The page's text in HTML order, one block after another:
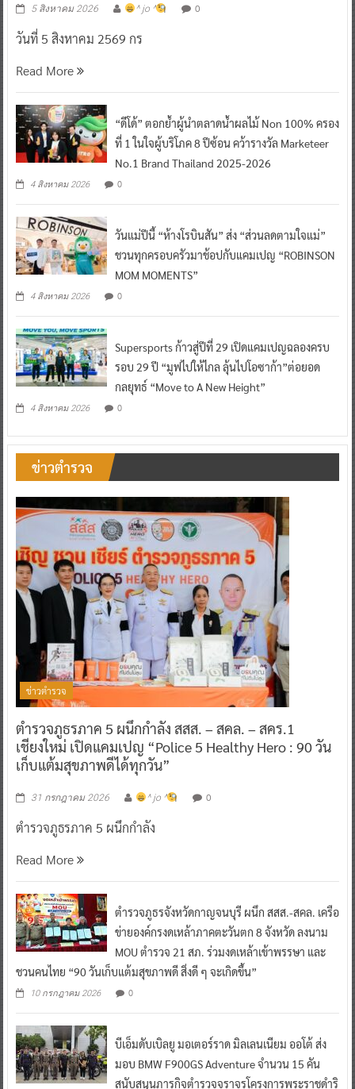
5 สิงหาคม 2026 ^ jo ^ 0
วันที่ 5 สิงหาคม 2569 กร
Read More
“ดีโด้” ตอกย้ำผู้นำตลาดน้ำผลไม้ Non 100% ครอง
ที่ 1 ในใจผู้บริโภค 8 ปีซ้อน คว้ารางวัล Marketeer
No.1 Brand Thailand 2025-2026
4 สิงหาคม 2026 0
วันแม่ปีนี้ “ห้างโรบินสัน” ส่ง “ส่วนลดตามใจแม่”
ชวนทุกครอบครัวมาช้อปกับแคมเปญ “ROBINSON
MOM MOMENTS”
4 สิงหาคม 2026 0
Supersports ก้าวสู่ปีที่ 29 เปิดแคมเปญฉลองครบ
รอบ 29 ปี “มูฟไปให้ไกล ลุ้นไปโอซาก้า”ต่อยอด
กลยุทธ์ “Move to A New Height”
4 สิงหาคม 2026 0
ข่าวตำรวจ
ข่าวตำรวจ
ตำรวจภูธรภาค 5 ผนึกกำลัง สสส. – สคล. – สคร.1
เชียงใหม่ เปิดแคมเปญ “Police 5 Healthy Hero : 90 วัน
เก็บแต้มสุขภาพดีได้ทุกวัน”
31 กรกฎาคม 2026 ^ jo ^ 0
ตำรวจภูธรภาค 5 ผนึกกำลัง
Read More
ตำรวจภูธรจังหวัดกาญจนบุรี ผนึก สสส.-สคล. เครือ
ข่ายองค์กรงดเหล้าภาคตะวันตก 8 จังหวัด ลงนาม
MOU ตำรวจ 21 สภ. ร่วมงดเหล้าเข้าพรรษา และ
ชวนคนไทย “90 วันเก็บแต้มสุขภาพดี สิ่งดี ๆ จะเกิดขึ้น”
10 กรกฎาคม 2026 0
บีเอ็มดับเบิลยู มอเตอร์ราด มิลเลนเนียม ออโต้ ส่ง
มอบ BMW F900GS Adventure จำนวน 15 คัน
สนับสนุนภารกิจตำรวจจราจรโครงการพระราชดำริ